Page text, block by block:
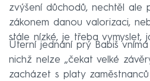
zvýšení důchodů, nechtěl ale
zákonem danou valorizaci,
stále nízké, je třeba vymyslet,
Úterní jednání prý Babiš
nichž nelze „čekat velké
zacházet s platy